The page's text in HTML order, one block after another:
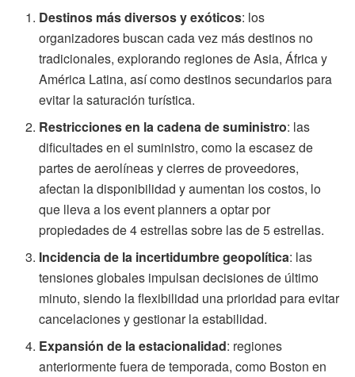
Destinos más diversos y exóticos: los
organizadores buscan cada vez más destinos no
tradicionales, explorando regiones de Asia, África y
América Latina, así como destinos secundarios para
evitar la saturación turística.
Restricciones en la cadena de suministro: las
dificultades en el suministro, como la escasez de
partes de aerolíneas y cierres de proveedores,
afectan la disponibilidad y aumentan los costos, lo
que lleva a los event planners a optar por
propiedades de 4 estrellas sobre las de 5 estrellas.
Incidencia de la incertidumbre geopolítica: las
tensiones globales impulsan decisiones de último
minuto, siendo la flexibilidad una prioridad para evitar
cancelaciones y gestionar la estabilidad.
Expansión de la estacionalidad: regiones
anteriormente fuera de temporada, como Boston en